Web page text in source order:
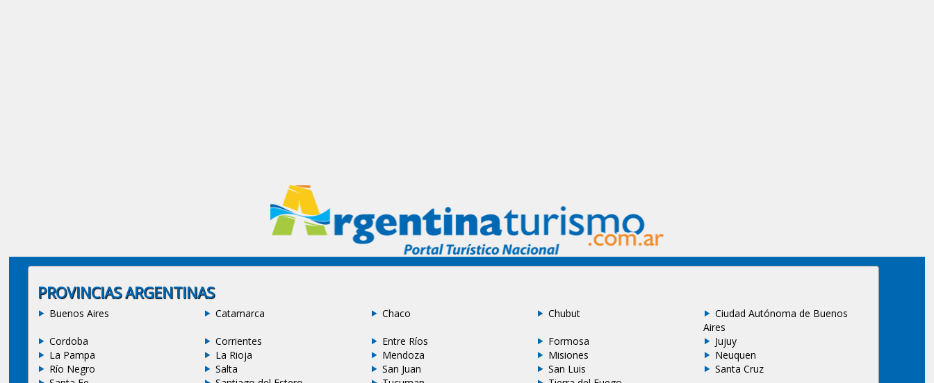
PROVINCIAS ARGENTINAS
Buenos Aires Catamarca Chaco Chubut
Ciudad Autónoma de Buenos
Aires
Cordoba
Corrientes Entre Ríos Formosa
Jujuy
La Pampa
La Rioja Mendoza Misiones
Neuquen
Río Negro
Salta San Juan San Luis
Santa Cruz